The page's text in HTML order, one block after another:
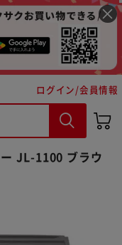
ログイン/会員情報
JL-1100 ブラウ
入手続きへ